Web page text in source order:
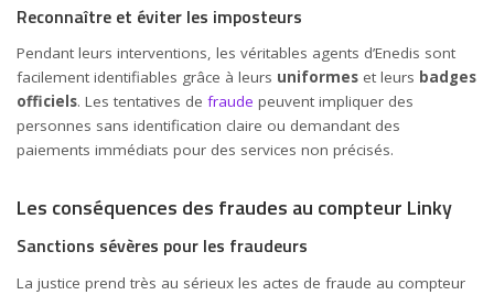
Reconnaître et éviter les imposteurs
Pendant leurs interventions, les véritables agents d’Enedis sont
facilement identifiables grâce à leurs uniformes et leurs badges
officiels. Les tentatives de fraude peuvent impliquer des
personnes sans identification claire ou demandant des
paiements immédiats pour des services non précisés.
Les conséquences des fraudes au compteur Linky
Sanctions sévères pour les fraudeurs
La justice prend très au sérieux les actes de fraude au compteur